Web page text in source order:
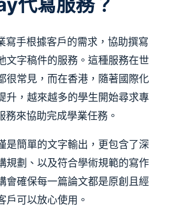
寫手根據客戶的需求，協助撰寫
文字稿件的服務。這種服務在世
很常見，而在香港，隨著國際化
升，越來越多的學生開始尋求專
務來協助完成學業任務。
是簡單的文字輸出，更包含了深
規劃、以及符合學術規範的寫作
會確保每一篇論文都是原創且經
戶可以放心使用。